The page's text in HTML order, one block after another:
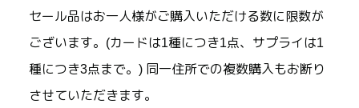
セール品はお一人様がご購入いただける数に限数が
ございます。(カードは1種につき1点、サプライは1
種につき3点まで。) 同一住所での複数購入もお断り
させていただきます。